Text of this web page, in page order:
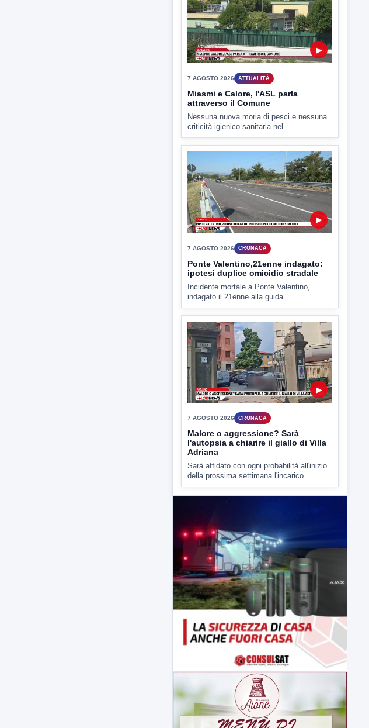
▶
7 AGOSTO 2026 ATTUALITÀ
Miasmi e Calore, l'ASL parla
attraverso il Comune
Nessuna nuova moria di pesci e nessuna
criticità igienico-sanitaria nel...
▶
7 AGOSTO 2026 CRONACA
Ponte Valentino,21enne indagato:
ipotesi duplice omicidio stradale
Incidente mortale a Ponte Valentino,
indagato il 21enne alla guida...
▶
7 AGOSTO 2026 CRONACA
Malore o aggressione? Sarà
l'autopsia a chiarire il giallo di Villa
Adriana
Sarà affidato con ogni probabilità all'inizio
della prossima settimana l'incarico...